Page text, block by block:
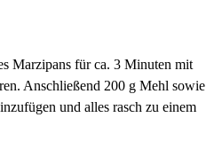
Marzipans für ca. 3 Minuten mit
Anschließend 200 g Mehl sowie
und alles rasch zu einem